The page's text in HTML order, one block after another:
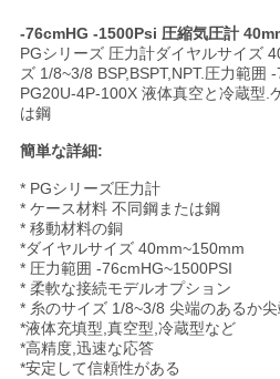
連
絡
し
な
さ
い
引
-76cmHG -1500Psi 圧縮気圧計
PGシリーズ 圧力計ダイヤルサイズ
ズ 1/8~3/8 BSP,BSPT,NPT.圧力範囲
PG20U-4P-100X 液体真空と冷蔵型.
は鋼
簡単な詳細:
* PGシリーズ圧力計
* ケース材料 不同鋼または鋼
* 移動材料の銅
*ダイヤルサイズ 40mm~150mm
* 圧力範囲 -76cmHG~1500PSI
* 柔軟な接続モデルオプション
* 糸のサイズ 1/8~3/8 尖端のあるか
*液体充填型,真空型,冷蔵型など
*高精度,迅速な応答
*安定して信頼性がある